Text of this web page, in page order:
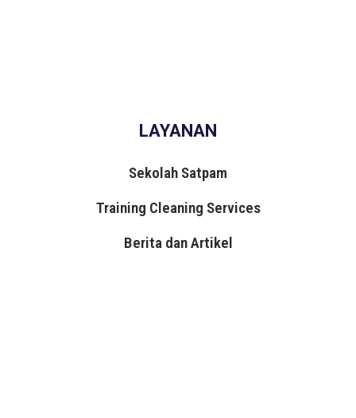
LAYANAN
Sekolah Satpam
Training Cleaning Services
Berita dan Artikel